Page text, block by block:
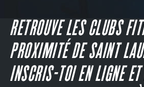
CTARETROUVE LES CLUBS
PROXIMITÉ DE SAINT
INSCRIS-TOI EN LIGNE ET